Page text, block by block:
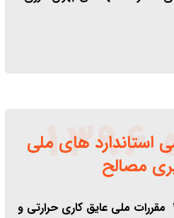
استاندارد های ملی
مصالح
روش اجرا در مبحث 18 و 19 مقررات ملی عایق کاری حرارتی و